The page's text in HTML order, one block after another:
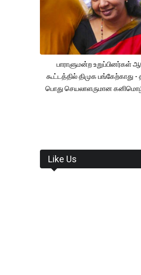
பாராளுமன்ற
கூட்டத்தில் திமுக பங்கேற்காது
பொது செயலாளருமான
Like Us